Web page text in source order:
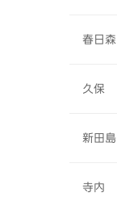
春日森
久保
新田島
寺内